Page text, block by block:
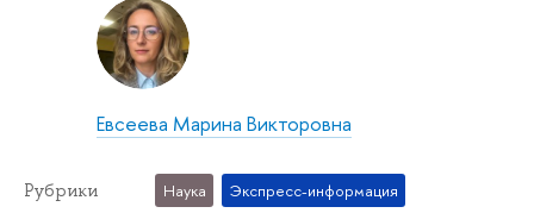
Евсеева Марина Викторовна
Рубрики Наука Экспресс-информация